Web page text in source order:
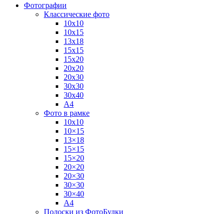
Фотографии
Классические фото
10х10
10х15
13х18
15х15
15х20
20х20
20х30
30х30
30х40
А4
Фото в рамке
10х10
10×15
13×18
15×15
15×20
20×20
20×30
30×30
30×40
A4
Полоски из ФотоБудки